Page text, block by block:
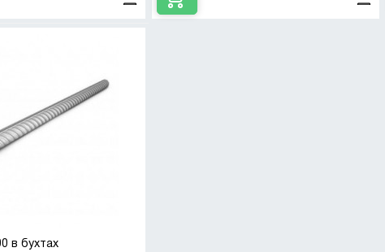
в бухтах